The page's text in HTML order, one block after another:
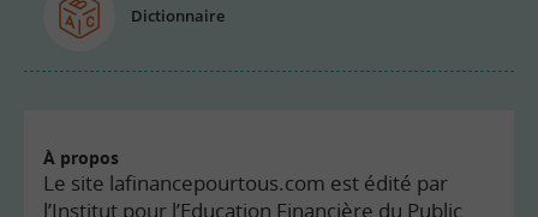
Dictionnaire
À propos
Le site lafinancepourtous.com est édité par
l’Institut pour l’Education Financière du Public